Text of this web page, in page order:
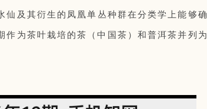
仙及其衍生的凤凰单丛种群在分类学上能够确
为茶叶栽培的茶（中国茶）和普洱茶并列为